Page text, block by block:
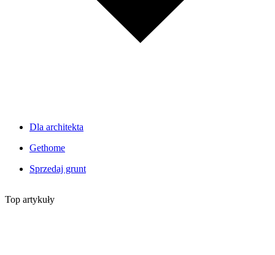
Dla architekta
Gethome
Sprzedaj grunt
Top artykuły